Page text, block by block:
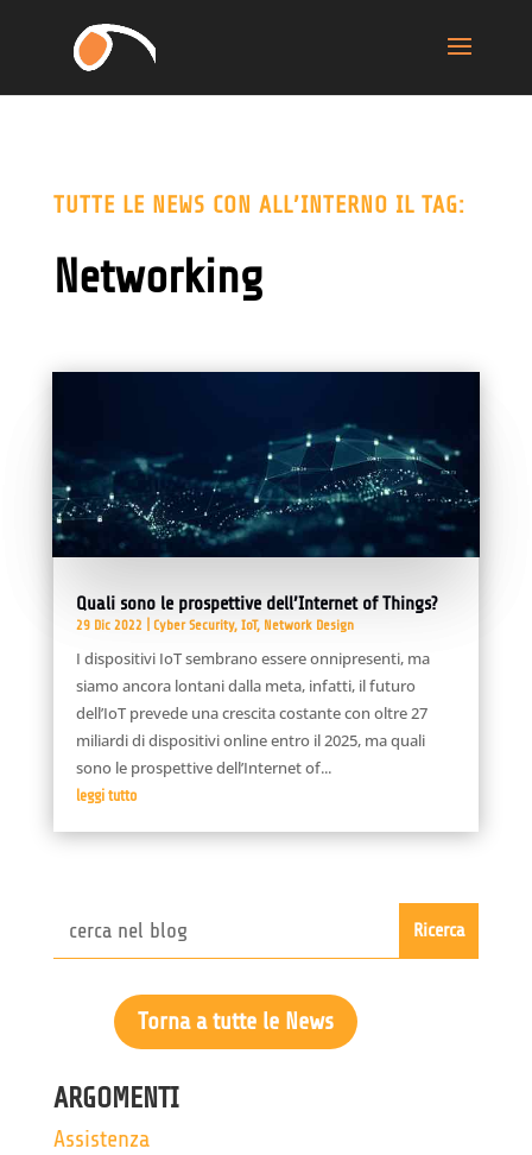
TUTTE LE NEWS CON ALL’INTERNO IL TAG:
Networking
Quali sono le prospettive dell’Internet of Things?
29 Dic 2022 Cyber Security, IoT, Network Design
I dispositivi IoT sembrano essere onnipresenti, ma
siamo ancora lontani dalla meta, infatti, il futuro
dell’IoT prevede una crescita costante con oltre 27
miliardi di dispositivi online entro il 2025, ma quali
sono le prospettive dell’Internet of...
leggi tutto
Torna a tutte le News
ARGOMENTI
Assistenza